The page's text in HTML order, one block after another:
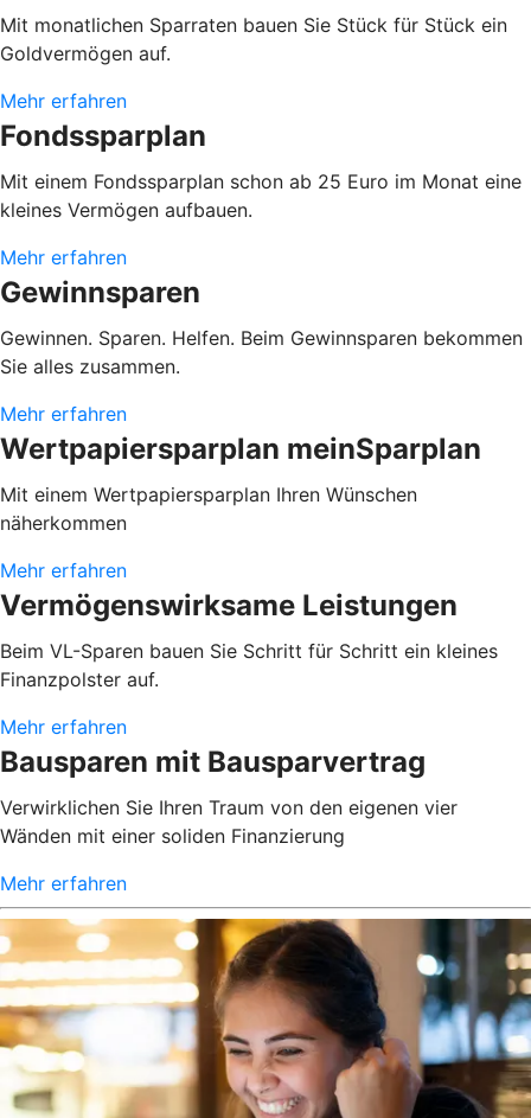
Mit monatlichen Sparraten bauen Sie Stück für Stück ein
Goldvermögen auf.
Mehr erfahren
Fondssparplan
Mit einem Fondssparplan schon ab 25 Euro im Monat eine
kleines Vermögen aufbauen.
Mehr erfahren
Gewinnsparen
Gewinnen. Sparen. Helfen. Beim Gewinnsparen bekommen
Sie alles zusammen.
Mehr erfahren
Wertpapiersparplan meinSparplan
Mit einem Wertpapiersparplan Ihren Wünschen
näherkommen
Mehr erfahren
Vermögenswirksame Leistungen
Beim VL-Sparen bauen Sie Schritt für Schritt ein kleines
Finanzpolster auf.
Mehr erfahren
Bausparen mit Bausparvertrag
Verwirklichen Sie Ihren Traum von den eigenen vier
Wänden mit einer soliden Finanzierung
Mehr erfahren